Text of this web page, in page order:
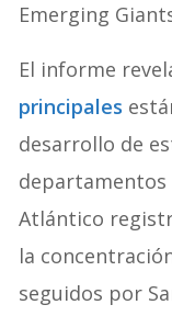
Emerging
El informe
principales
desarrollo de
Atlántico
la
seguidos por